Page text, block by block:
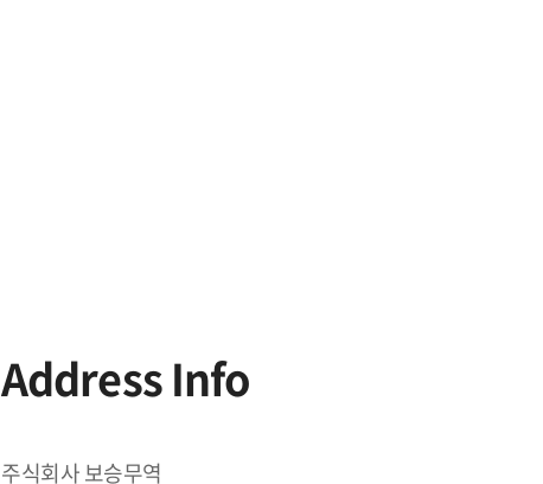
Address Info
주식회사 보승무역